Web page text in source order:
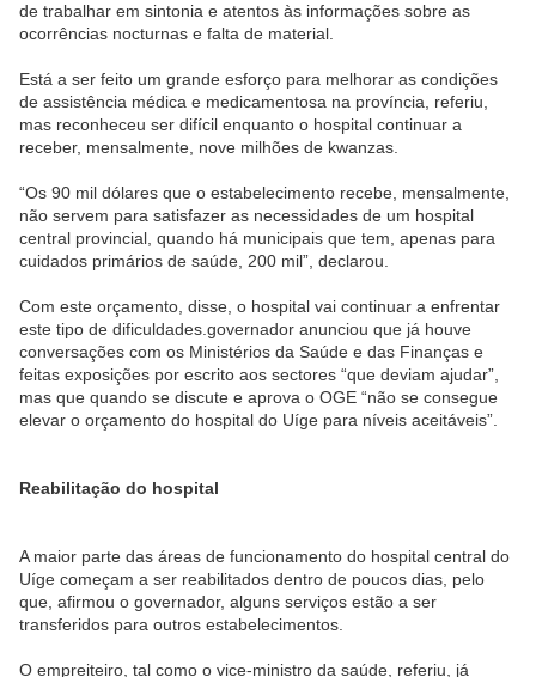
de trabalhar em sintonia e atentos às informações sobre as
ocorrências nocturnas e falta de material.
Está a ser feito um grande esforço para melhorar as condições
de assistência médica e medicamentosa na província, referiu,
mas reconheceu ser difícil enquanto o hospital continuar a
receber, mensalmente, nove milhões de kwanzas.
“Os 90 mil dólares que o estabelecimento recebe, mensalmente,
não servem para satisfazer as necessidades de um hospital
central provincial, quando há municipais que tem, apenas para
cuidados primários de saúde, 200 mil”, declarou.
Com este orçamento, disse, o hospital vai continuar a enfrentar
este tipo de dificuldades.governador anunciou que já houve
conversações com os Ministérios da Saúde e das Finanças e
feitas exposições por escrito aos sectores “que deviam ajudar”,
mas que quando se discute e aprova o OGE “não se consegue
elevar o orçamento do hospital do Uíge para níveis aceitáveis”.
Reabilitação do hospital
A maior parte das áreas de funcionamento do hospital central do
Uíge começam a ser reabilitados dentro de poucos dias, pelo
que, afirmou o governador, alguns serviços estão a ser
transferidos para outros estabelecimentos.
O empreiteiro, tal como o vice-ministro da saúde, referiu, já